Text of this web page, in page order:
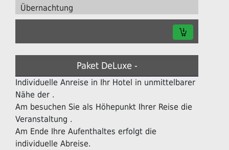
Übernachtung
Paket DeLuxe -
Individuelle Anreise in Ihr Hotel in unmittelbarer
Nähe der .
Am besuchen Sie als Höhepunkt Ihrer Reise die
Veranstaltung .
Am Ende Ihre Aufenthaltes erfolgt die
individuelle Abreise.